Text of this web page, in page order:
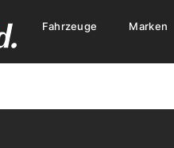
Fahrzeuge Marken